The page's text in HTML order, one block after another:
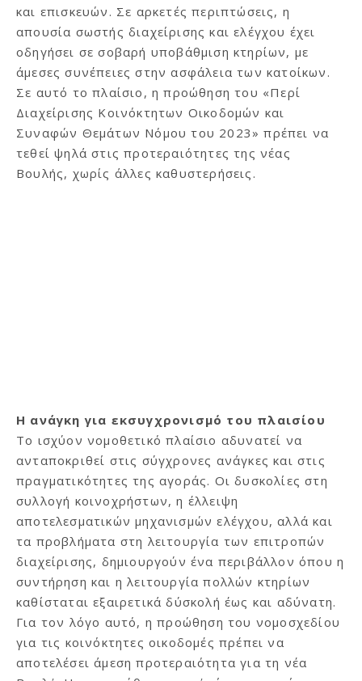
και επισκευών. Σε αρκετές περιπτώσεις, η
απουσία σωστής διαχείρισης και ελέγχου έχει
οδηγήσει σε σοβαρή υποβάθμιση κτηρίων, με
άμεσες συνέπειες στην ασφάλεια των κατοίκων.
Σε αυτό το πλαίσιο, η προώθηση του «Περί
Διαχείρισης Κοινόκτητων Οικοδομών και
Συναφών Θεμάτων Νόμου του 2023» πρέπει να
τεθεί ψηλά στις προτεραιότητες της νέας
Βουλής, χωρίς άλλες καθυστερήσεις.
Η ανάγκη για εκσυγχρονισμό του πλαισίου
Το ισχύον νομοθετικό πλαίσιο αδυνατεί να
ανταποκριθεί στις σύγχρονες ανάγκες και στις
πραγματικότητες της αγοράς. Οι δυσκολίες στη
συλλογή κοινοχρήστων, η έλλειψη
αποτελεσματικών μηχανισμών ελέγχου, αλλά και
τα προβλήματα στη λειτουργία των επιτροπών
διαχείρισης, δημιουργούν ένα περιβάλλον όπου η
συντήρηση και η λειτουργία πολλών κτηρίων
καθίσταται εξαιρετικά δύσκολή έως και αδύνατη.
Για τον λόγο αυτό, η προώθηση του νομοσχεδίου
για τις κοινόκτητες οικοδομές πρέπει να
αποτελέσει άμεση προτεραιότητα για τη νέα